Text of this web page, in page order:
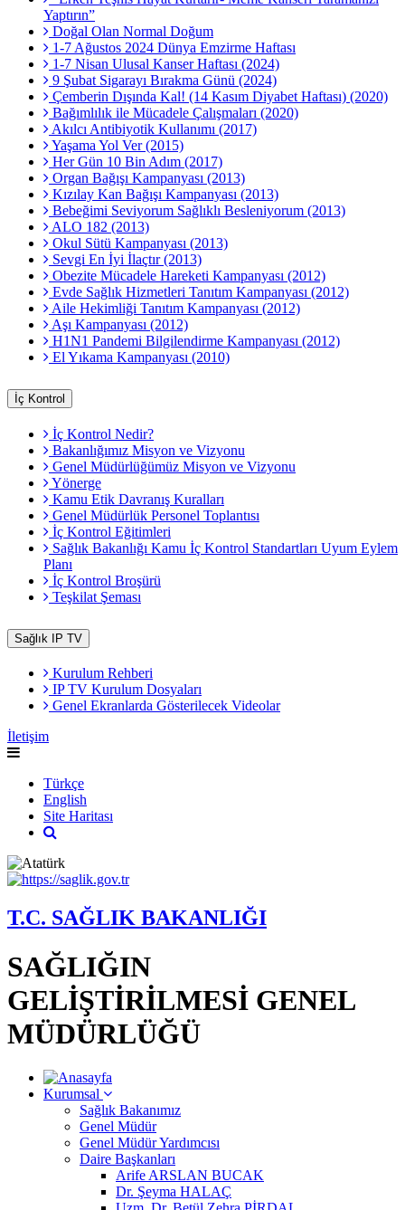
Yaptırın”
Doğal Olan Normal Doğum
1-7 Ağustos 2024 Dünya Emzirme Haftası
1-7 Nisan Ulusal Kanser Haftası (2024)
9 Şubat Sigarayı Bırakma Günü (2024)
Çemberin Dışında Kal! (14 Kasım Diyabet Haftası) (2020)
Bağımlılık ile Mücadele Çalışmaları (2020)
Akılcı Antibiyotik Kullanımı (2017)
Yaşama Yol Ver (2015)
Her Gün 10 Bin Adım (2017)
Organ Bağışı Kampanyası (2013)
Kızılay Kan Bağışı Kampanyası (2013)
Bebeğimi Seviyorum Sağlıklı Besleniyorum (2013)
ALO 182 (2013)
Okul Sütü Kampanyası (2013)
Sevgi En İyi İlaçtır (2013)
Obezite Mücadele Hareketi Kampanyası (2012)
Evde Sağlık Hizmetleri Tanıtım Kampanyası (2012)
Aile Hekimliği Tanıtım Kampanyası (2012)
Aşı Kampanyası (2012)
H1N1 Pandemi Bilgilendirme Kampanyası (2012)
El Yıkama Kampanyası (2010)
İç Kontrol
İç Kontrol Nedir?
Bakanlığımız Misyon ve Vizyonu
Genel Müdürlüğümüz Misyon ve Vizyonu
Yönerge
Kamu Etik Davranış Kuralları
Genel Müdürlük Personel Toplantısı
İç Kontrol Eğitimleri
Sağlık Bakanlığı Kamu İç Kontrol Standartları Uyum Eylem
Planı
İç Kontrol Broşürü
Teşkilat Şeması
Sağlık IP TV
Kurulum Rehberi
IP TV Kurulum Dosyaları
Genel Ekranlarda Gösterilecek Videolar
İletişim
Türkçe
English
Site Haritası
T.C. SAĞLIK BAKANLIĞI
SAĞLIĞIN
GELİŞTİRİLMESİ GENEL
MÜDÜRLÜĞÜ
Kurumsal
Sağlık Bakanımız
Genel Müdür
Genel Müdür Yardımcısı
Daire Başkanları
Arife ARSLAN BUCAK
Dr. Şeyma HALAÇ